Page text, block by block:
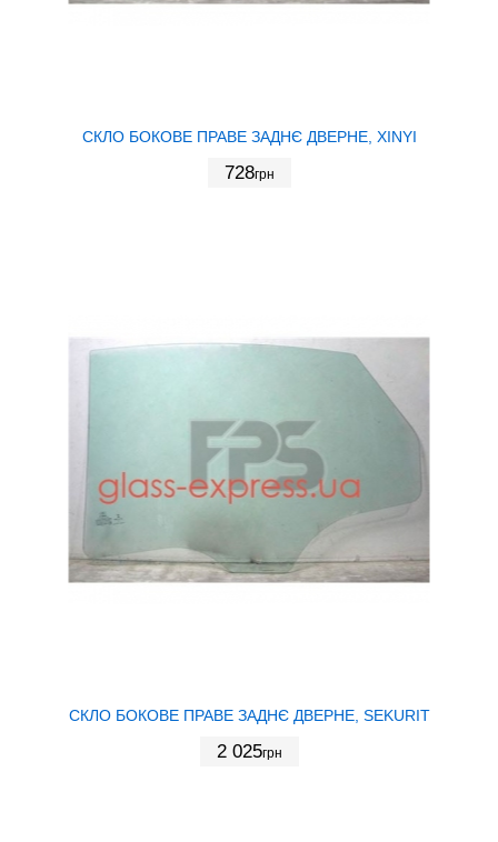
СКЛО БОКОВЕ ПРАВЕ ЗАДНЄ ДВЕРНЕ, XINYI
728грн
СКЛО БОКОВЕ ПРАВЕ ЗАДНЄ ДВЕРНЕ, SEKURIT
2 025грн